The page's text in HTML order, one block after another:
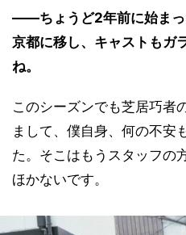
――ちょうど2年前に始まっ
京都に移し、キャストもガ
ね。
このシーズンでも芝居巧者
まして、僕自身、何の不安
た。そこはもうスタッフの
ほかないです。